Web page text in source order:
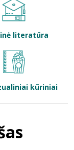
literatūra
kūriniai